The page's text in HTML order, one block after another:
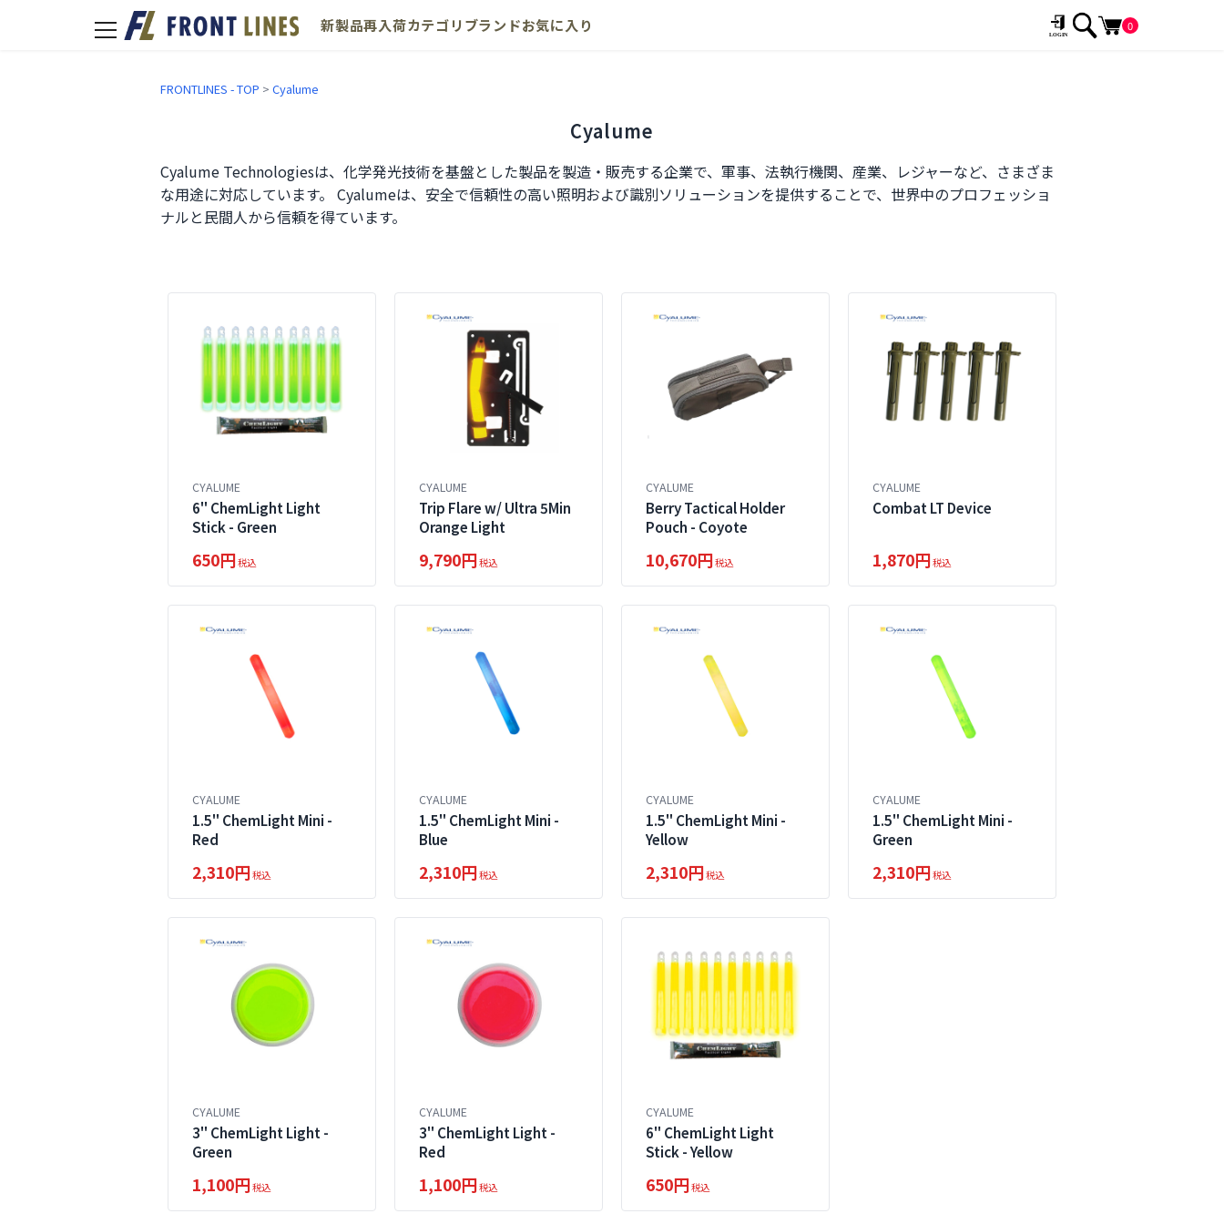
toggle
新製品再入荷カテゴリ ブランドお気に入り 0
FRONTLINES - TOP > Cyalume
Cyalume
Cyalume Technologiesは、化学発光技術を基盤とした製品を製造・販売する企業で、軍事、法執行機関、産業、レジャーなど、さまざま
な用途に対応しています。 Cyalumeは、安全で信頼性の高い照明および識別ソリューションを提供することで、世界中のプロフェッショ
ナルと民間人から信頼を得ています。
CYALUME
6" ChemLight Light
Stick - Green
650円税込
CYALUME
Trip Flare w/ Ultra 5Min
Orange Light
9,790円税込
CYALUME
Berry Tactical Holder
Pouch - Coyote
10,670円税込
CYALUME
Combat LT Device
1,870円税込
CYALUME
1.5" ChemLight Mini -
Red
2,310円税込
CYALUME
1.5" ChemLight Mini -
Blue
2,310円税込
CYALUME
1.5" ChemLight Mini -
Yellow
2,310円税込
CYALUME
1.5" ChemLight Mini -
Green
2,310円税込
CYALUME
3" ChemLight Light -
Green
1,100円税込
CYALUME
3" ChemLight Light -
Red
1,100円税込
CYALUME
6" ChemLight Light
Stick - Yellow
650円税込